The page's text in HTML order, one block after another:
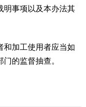
明事项以及本办法其
和加工使用者应当如
的监督抽查。